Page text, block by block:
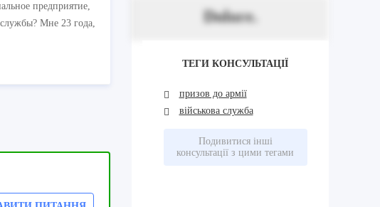
предприятие,
Мне 23 года,
Dolore.
ТЕГИ КОНСУЛЬТАЦІЇ
призов до армії
військова служба
Подивитися інші
консультації з цими тегами